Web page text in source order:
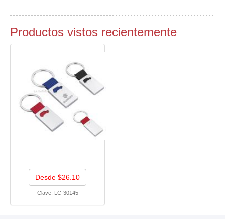
Productos vistos recientemente
Desde $26.10
Clave: LC-30145